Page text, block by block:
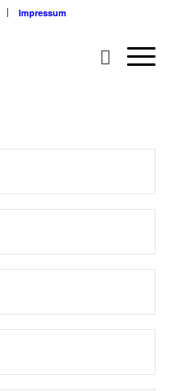
Impressum